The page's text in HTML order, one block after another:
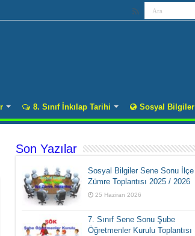
8. Sınıf İnkılap Tarihi Sosyal Bilgiler
Son Yazılar
Sosyal Bilgiler Sene Sonu İlçe
Zümre Toplantısı 2025 / 2026
25 Haziran 2026
7. Sınıf Sene Sonu Şube
Öğretmenler Kurulu Toplantısı